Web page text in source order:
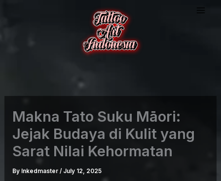
Makna Tato Suku Māori:
Jejak Budaya di Kulit yang
Sarat Nilai Kehormatan
By Inkedmaster/ July 12, 2025